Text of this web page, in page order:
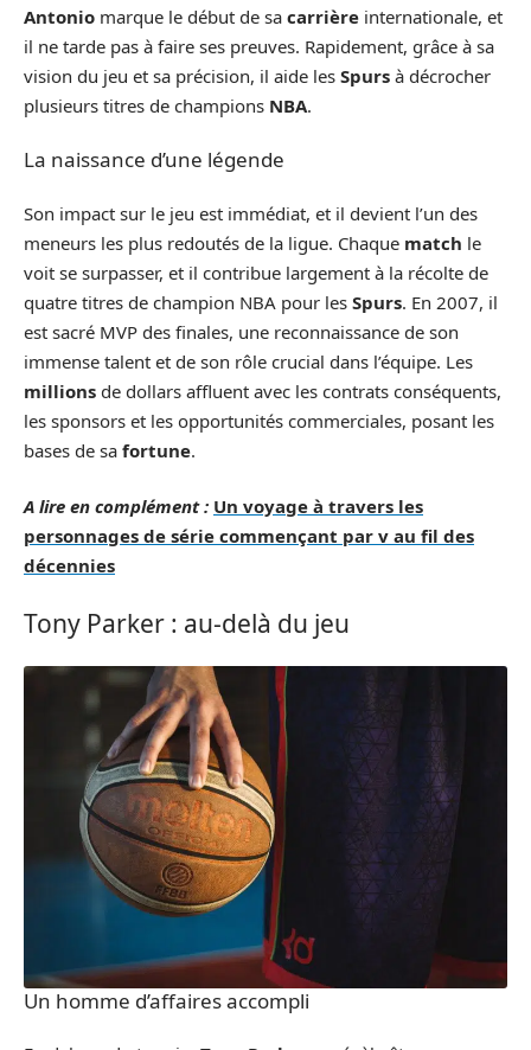
Antonio marque le début de sa carrière internationale, et
il ne tarde pas à faire ses preuves. Rapidement, grâce à sa
vision du jeu et sa précision, il aide les Spurs à décrocher
plusieurs titres de champions NBA.
La naissance d’une légende
Son impact sur le jeu est immédiat, et il devient l’un des
meneurs les plus redoutés de la ligue. Chaque match le
voit se surpasser, et il contribue largement à la récolte de
quatre titres de champion NBA pour les Spurs. En 2007, il
est sacré MVP des finales, une reconnaissance de son
immense talent et de son rôle crucial dans l’équipe. Les
millions de dollars affluent avec les contrats conséquents,
les sponsors et les opportunités commerciales, posant les
bases de sa fortune.
A lire en complément : Un voyage à travers les
personnages de série commençant par v au fil des
décennies
Tony Parker : au-delà du jeu
Un homme d’affaires accompli